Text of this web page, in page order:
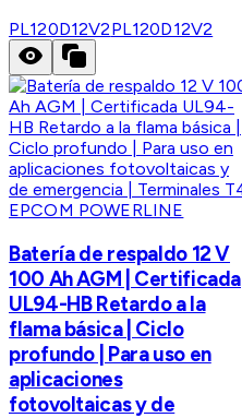
PL120D12V2PL120D12V2
EPCOM POWERLINE
Batería de respaldo 12 V
100 Ah AGM | Certificada
UL94-HB Retardo a la
flama básica | Ciclo
profundo | Para uso en
aplicaciones
fotovoltaicas y de